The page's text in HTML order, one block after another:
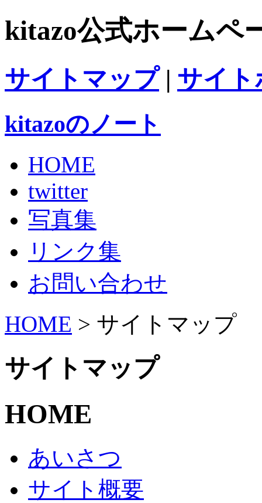
kitazo公式ホームペ
サイトマップ| サイト
kitazoのノート
HOME
twitter
写真集
リンク集
お問い合わせ
HOME > サイトマップ
サイトマップ
HOME
あいさつ
サイト概要